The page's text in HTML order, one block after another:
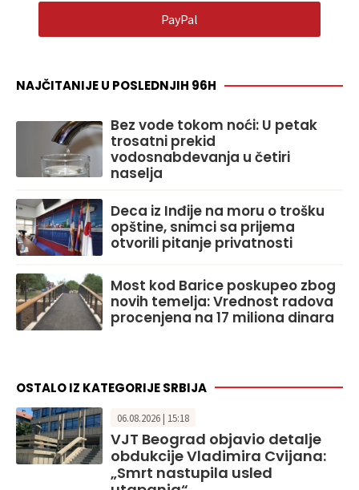
PayPal
NAJČITANIJE U POSLEDNJIH 96H
Bez vode tokom noći: U petak
trosatni prekid
vodosnabdevanja u četiri
naselja
Deca iz Inđije na moru o trošku
opštine, snimci sa prijema
otvorili pitanje privatnosti
Most kod Barice poskupeo zbog
novih temelja: Vrednost radova
procenjena na 17 miliona dinara
OSTALO IZ KATEGORIJE SRBIJA
06.08.2026 | 15:18
VJT Beograd objavio detalje
obdukcije Vladimira Cvijana:
„Smrt nastupila usled